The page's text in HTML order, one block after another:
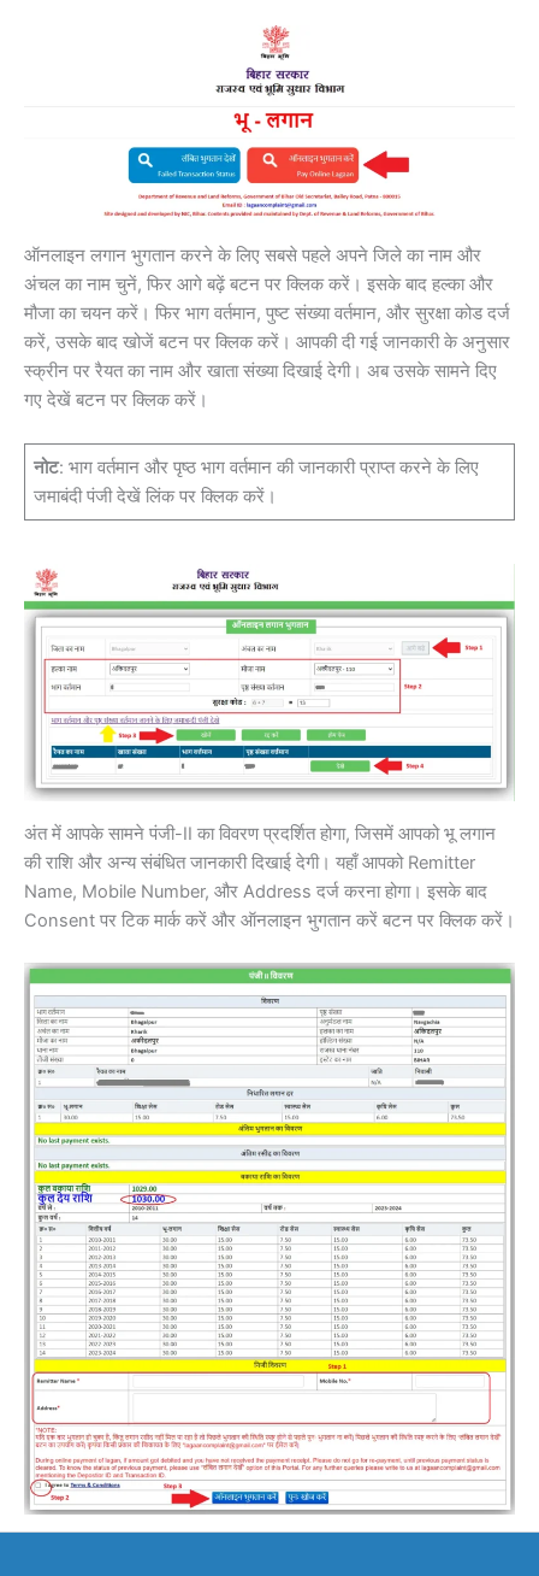
ऑनलाइन लगान भुगतान करने के लिए सबसे पहले अपने जिले का नाम और
अंचल का नाम चुनें, फिर आगे बढ़ें बटन पर क्लिक करें। इसके बाद हल्का और
मौजा का चयन करें। फिर भाग वर्तमान, पुष्ट संख्या वर्तमान, और सुरक्षा कोड दर्ज
करें, उसके बाद खोजें बटन पर क्लिक करें। आपकी दी गई जानकारी के अनुसार
स्क्रीन पर रैयत का नाम और खाता संख्या दिखाई देगी। अब उसके सामने दिए
गए देखें बटन पर क्लिक करें।
नोट: भाग वर्तमान और पृष्ठ भाग वर्तमान की जानकारी प्राप्त करने के लिए
जमाबंदी पंजी देखें लिंक पर क्लिक करें।
अंत में आपके सामने पंजी-II का विवरण प्रदर्शित होगा, जिसमें आपको भू लगान
की राशि और अन्य संबंधित जानकारी दिखाई देगी। यहाँ आपको Remitter
Name, Mobile Number, और Address दर्ज करना होगा। इसके बाद
Consent पर टिक मार्क करें और ऑनलाइन भुगतान करें बटन पर क्लिक करें।